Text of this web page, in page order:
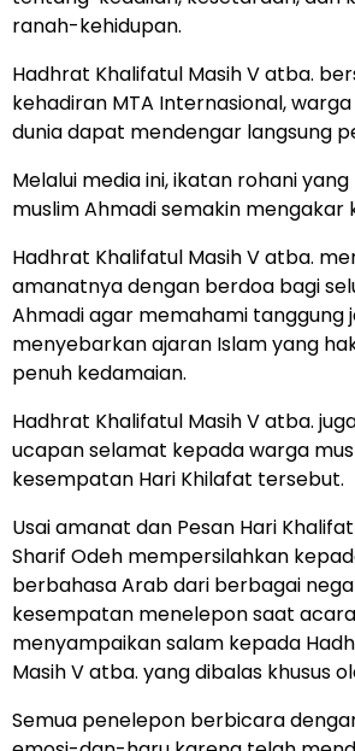
ranah-kehidupan.
Hadhrat Khalifatul Masih V atba.
kehadiran MTA Internasional,
dunia dapat mendengar langsung
Melalui media ini, ikatan rohani
muslim Ahmadi semakin mengakar
Hadhrat Khalifatul Masih V atba.
amanatnya dengan berdoa bagi
Ahmadi agar memahami tanggung
menyebarkan ajaran Islam yang
penuh kedamaian.
Hadhrat Khalifatul Masih V atba.
ucapan selamat kepada warga
kesempatan Hari Khilafat tersebut.
Usai amanat dan Pesan Hari
Sharif Odeh mempersilahkan
berbahasa Arab dari berbagai
kesempatan menelepon saat
menyampaikan salam kepada
Masih V atba. yang dibalas khusus
Semua penelepon berbicara